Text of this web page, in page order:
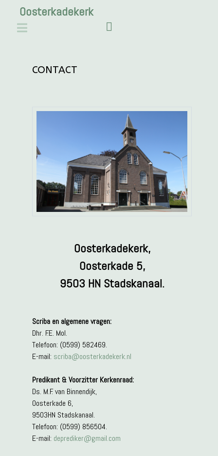
Oosterkadekerk
CONTACT
Oosterkadekerk,
Oosterkade 5,
9503 HN Stadskanaal.
Scriba en algemene vragen:
Dhr. F.E. Mol.
Telefoon: (0599) 582469.
E-mail: scriba@oosterkadekerk.nl
Predikant & Voorzitter Kerkenraad:
Ds. M.F. van Binnendijk,
Oosterkade 6,
9503HN Stadskanaal.
Telefoon: (0599) 856504.
E-mail: deprediker@gmail.com